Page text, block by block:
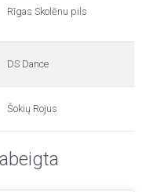
Rīgas Skolēnu pils
DS Dance
Šokių Rojus